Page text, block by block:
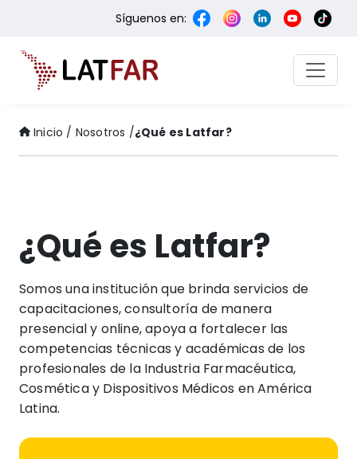
Síguenos en:
Inicio / Nosotros /¿Qué es Latfar?
¿Qué es Latfar?
Somos una institución que brinda servicios de
capacitaciones, consultoría de manera
presencial y online, apoya a fortalecer las
competencias técnicas y académicas de los
profesionales de la Industria Farmacéutica,
Cosmética y Dispositivos Médicos en América
Latina.